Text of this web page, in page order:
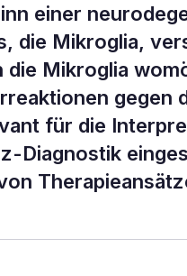
& MEDIZIN
einer
die Mikroglia,
die Mikroglia
gegen
für die
Diagnostik